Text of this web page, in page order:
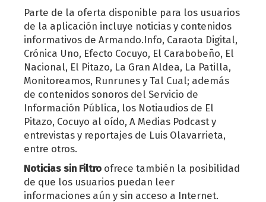
Parte de la oferta disponible para los usuarios
de la aplicación incluye noticias y contenidos
informativos de Armando.Info, Caraota Digital,
Crónica Uno, Efecto Cocuyo, El Carabobeño, El
Nacional, El Pitazo, La Gran Aldea, La Patilla,
Monitoreamos, Runrunes y Tal Cual; además
de contenidos sonoros del Servicio de
Información Pública, los Notiaudios de El
Pitazo, Cocuyo al oído, A Medias Podcast y
entrevistas y reportajes de Luis Olavarrieta,
entre otros.
Noticias sin Filtro ofrece también la posibilidad
de que los usuarios puedan leer
informaciones aún y sin acceso a Internet.